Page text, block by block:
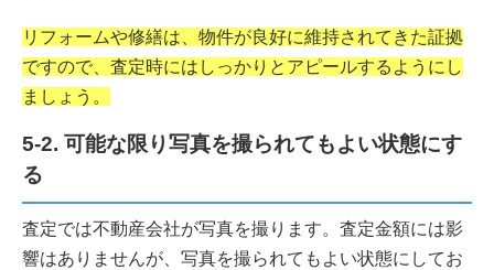
リフォームや修繕は、物件が良好に維持されてきた証拠
ですので、査定時にはしっかりとアピールするようにし
ましょう。
5-2. 可能な限り写真を撮られてもよい状態にす
る
査定では不動産会社が写真を撮ります。査定金額には影
響はありませんが、写真を撮られてもよい状態にしてお